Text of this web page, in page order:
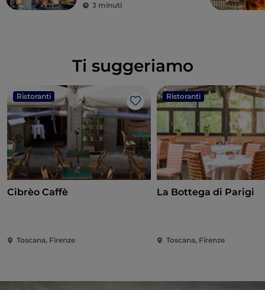
3 minuti
Ti suggeriamo
Ristoranti
Like
Cibrèo Caffè
Toscana, Firenze
Ristoranti
La Bottega di Parigi
Toscana, Firenze